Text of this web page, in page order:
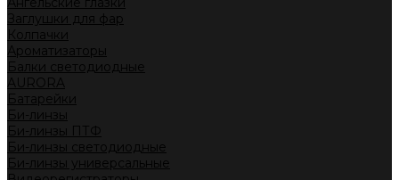
Заглушки для фар
Колпачки
Ароматизаторы
Балки светодиодные
AURORA
Батарейки
Би-линзы
Би-линзы ПТФ
Би-линзы светодиодные
Би-линзы универсальные